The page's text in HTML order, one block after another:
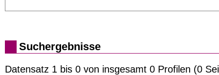
Suchergebnisse
Datensatz 1 bis 0 von insgesamt 0 Profilen (0